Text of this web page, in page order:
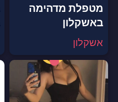
מטפלת מדהימה
באשקלון
אשקלון